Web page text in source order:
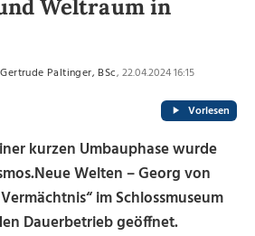
Weltraum in
Gertrude Paltinger, BSc, 22.04.2024 16:15
Vorlesen
kurzen Umbauphase wurde
Welten – Georg von
im Schlossmuseum
Dauerbetrieb geöffnet.